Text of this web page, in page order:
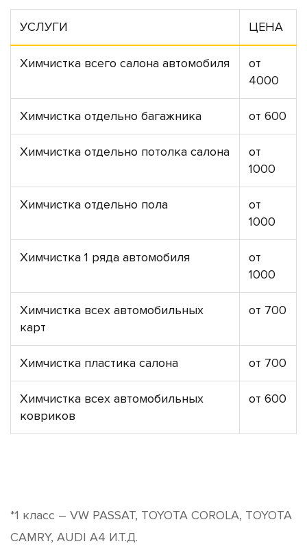
УСЛУГИ ЦЕНА
Химчистка всего салона автомобиля
от
4000
Химчистка отдельно багажника от 600
Химчистка отдельно потолка салона
от
1000
Химчистка отдельно пола
от
1000
Химчистка 1 ряда автомобиля
от
1000
Химчистка всех автомобильных
карт
от 700
Химчистка пластика салона от 700
Химчистка всех автомобильных
ковриков
от 600
*1 класc – VW PASSAT, TOYOTA COROLA, TOYOTA
CAMRY, AUDI A4 И.Т.Д.